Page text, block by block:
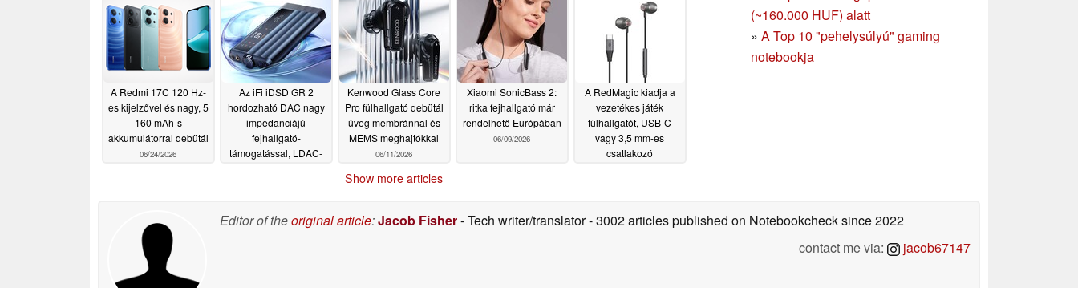
(~160.000 HUF) alatt
» A Top 10 "pehelysúlyú" gaming
notebookja
szivárgott ki07/20/2026 06/30/2026 06/29/2026
A Redmi 17C 120 Hz-
es kijelzővel és nagy, 5
160 mAh-s
akkumulátorral debütál
06/24/2026
Az iFi iDSD GR 2
hordozható DAC nagy
impedanciájú
fejhallgató-
támogatással, LDAC-
Kenwood Glass Core
Pro fülhallgató debütál
üveg membránnal és
MEMS meghajtókkal
06/11/2026
Xiaomi SonicBass 2:
ritka fejhallgató már
rendelhető Európában
06/09/2026
A RedMagic kiadja a
vezetékes játék
fülhallgatót, USB-C
vagy 3,5 mm-es
csatlakozó
Show more articles
Editor of theoriginal article:Jacob Fisher- Tech writer/translator- 3002 articles published on Notebookchecksince 2022
contact me via:
jacob67147